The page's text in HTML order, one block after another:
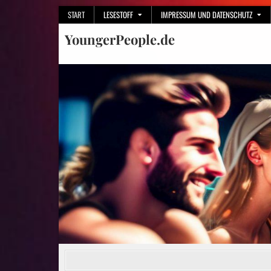
START LESESTOFF IMPRESSUM UND DATENSCHUTZ
YoungerPeople.de